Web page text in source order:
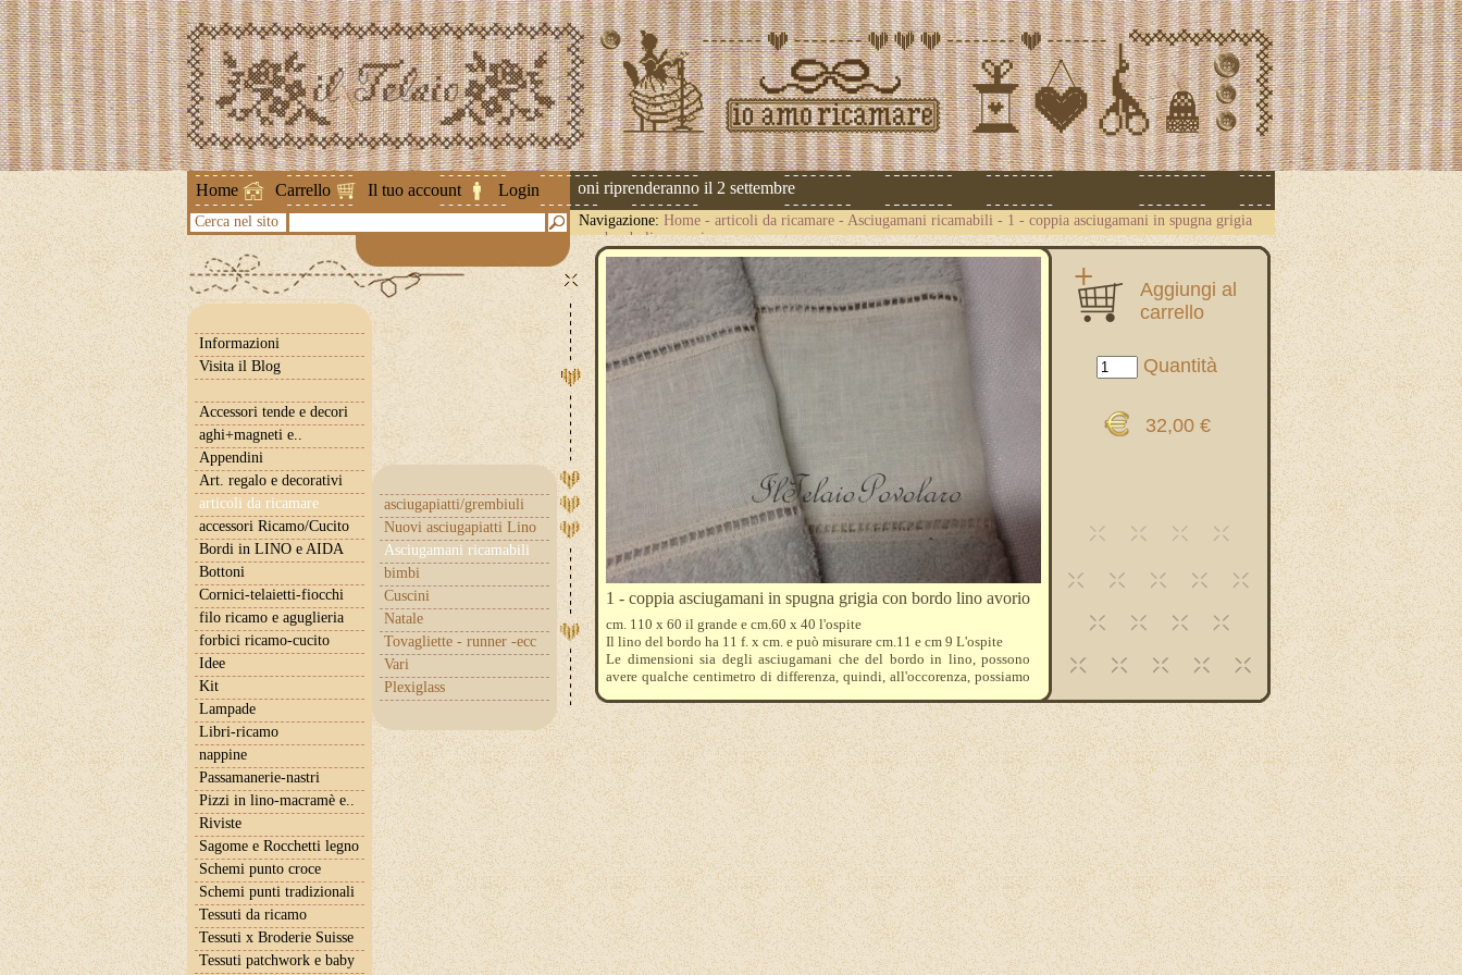
Home Carrello Il tuo account Login
Attenzione ! Le spedizioni riprenderanno il 2 settembre
Cerca nel sito Navigazione: Home - articoli da ricamare - Asciugamani ricamabili - 1 - coppia asciugamani in spugna grigia
con bordo lino avorio
Informazioni
Visita il Blog
Accessori tende e decori
aghi+magneti e..
Appendini
Art. regalo e decorativi
articoli da ricamare
asciugapiatti/grembiuli
Nuovi asciugapiatti Lino
Asciugamani ricamabili
bimbi
Cuscini
Natale
Tovagliette - runner -ecc
Vari
Plexiglass
accessori Ricamo/Cucito
Bordi in LINO e AIDA
Bottoni
Cornici-telaietti-fiocchi
filo ricamo e aguglieria
forbici ricamo-cucito
Idee
Kit
Lampade
Libri-ricamo
nappine
Passamanerie-nastri
Pizzi in lino-macramè e..
Riviste
Sagome e Rocchetti legno
Schemi punto croce
Schemi punti tradizionali
Tessuti da ricamo
Tessuti x Broderie Suisse
Tessuti patchwork e baby
Aggiungi al
carrello
Quantità
32,00 €
1 - coppia asciugamani in spugna grigia con bordo lino avorio
cm. 110 x 60 il grande e cm.60 x 40 l'ospite
Il lino del bordo ha 11 f. x cm. e può misurare cm.11 e cm 9 L'ospite
Le dimensioni sia degli asciugamani che del bordo in lino, possono
avere qualche centimetro di differenza, quindi, all'occorenza, possiamo